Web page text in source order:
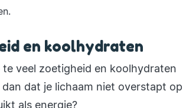
en koolhydraten
veel zoetigheid en koolhydraten
dat je lichaam niet overstapt op
als energie?